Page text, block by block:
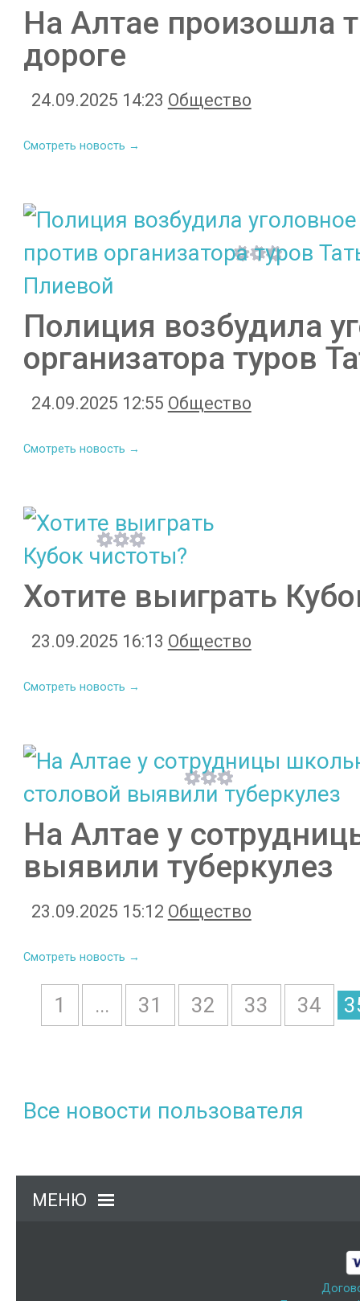
На Алтае произошла
дороге
24.09.2025 14:23 Общество
Смотреть новость →
Полиция возбудила
организатора туров
24.09.2025 12:55 Общество
Смотреть новость →
Хотите выиграть
23.09.2025 16:13 Общество
Смотреть новость →
На Алтае у
выявили туберкулез
23.09.2025 15:12 Общество
Смотреть новость →
1 ... 31 32 33 34
Все новости пользователя
МЕНЮ